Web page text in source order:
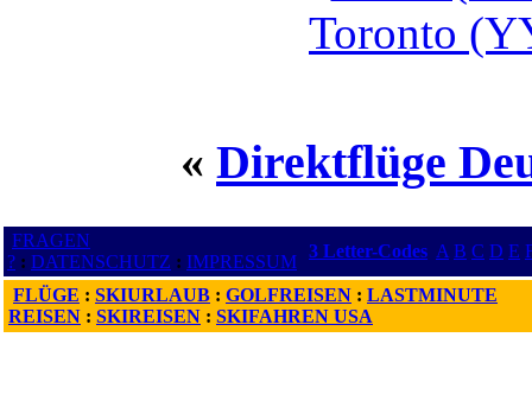
Toronto
« Direktflüge
FRAGEN
? : DATENSCHUTZ : IMPRESSUM
3 Letter-Codes A B C D E
FLÜGE : SKIURLAUB : GOLFREISEN : LASTMINUTE
REISEN : SKIREISEN : SKIFAHREN USA